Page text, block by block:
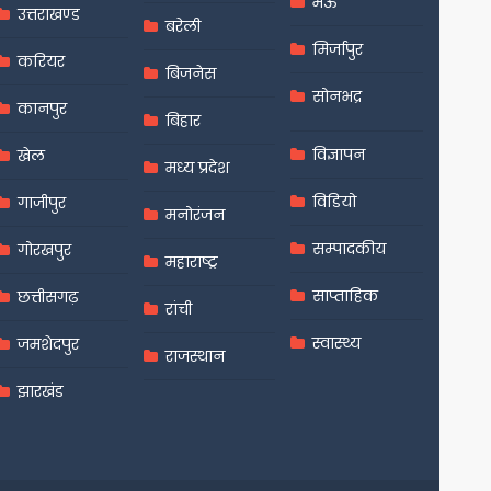
उत्तराखण्ड
करियर
कानपुर
खेल
गाजीपुर
गोरखपुर
छत्तीसगढ़
जमशेदपुर
झारखंड
बरेली
बिजनेस
बिहार
मध्य प्रदेश
मनोरंजन
महाराष्ट्र
रांची
राजस्थान
मिर्जापुर
सोनभद्र
विज्ञापन
विडियो
सम्पादकीय
साप्ताहिक
स्वास्थ्य